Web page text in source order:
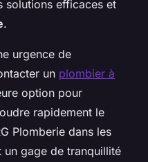
solutions efficaces et
.
urgence de
un plombier à
option pour
rapidement le
Plomberie dans les
gage de tranquillité